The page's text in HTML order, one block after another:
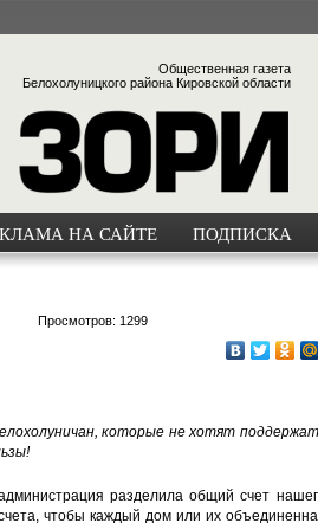
Общественная газета
Белохолуницкого района Кировской области
НА САЙТЕ ПОДПИСКА
Просмотров: 1299
которые не хотят
разделила общий счет
чтобы каждый дом или их